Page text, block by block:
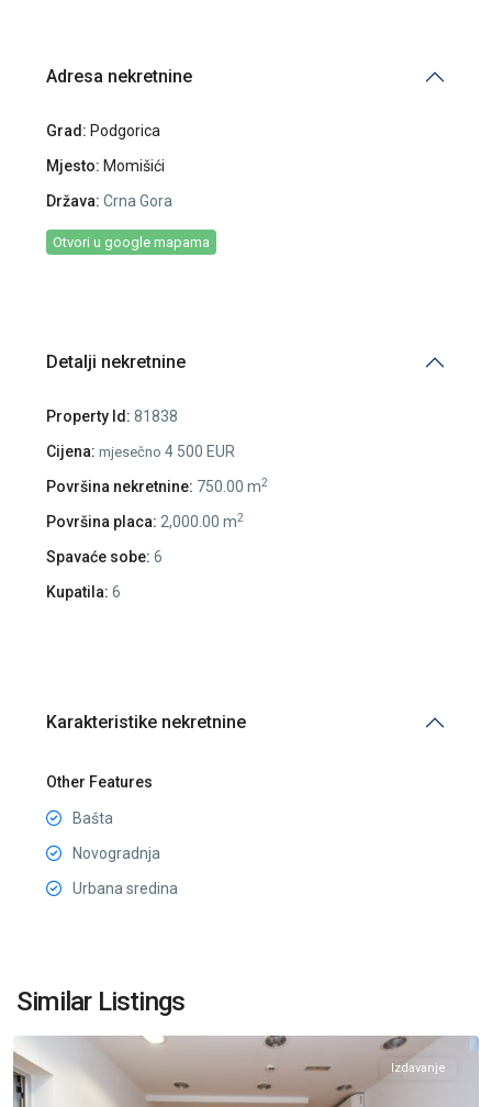
Adresa nekretnine
Grad: Podgorica
Mjesto: Momišići
Država: Crna Gora
Otvori u google mapama
Detalji nekretnine
Property Id: 81838
Cijena: mjesečno 4 500 EUR
Površina nekretnine: 750.00 m2
Površina placa: 2,000.00 m2
Spavaće sobe: 6
Kupatila: 6
Karakteristike nekretnine
Other Features
Bašta
Novogradnja
Urbana sredina
Similar Listings
Momišići
Podgorica
Izdavanje